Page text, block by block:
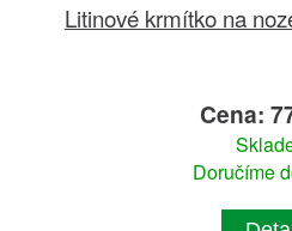
Litinové krmítko na
Cena:
Doručíme